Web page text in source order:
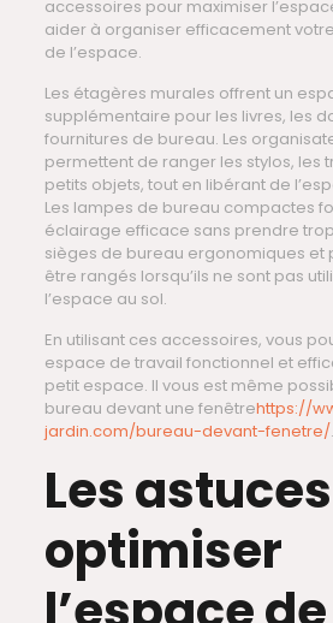
accessoires pour maximiser
aider à organiser efficacement
de l’espace.
Les étagères murales offrent un
supplémentaire pour les livres, les
fournitures de bureau. Les
permettent de ranger les stylos, les
petits objets, tout en libérant de
Les lampes de bureau compactes
éclairage efficace sans prendre
sièges de bureau ergonomiques et
être rangés lorsqu’ils ne sont pas
l’espace au sol.
En utilisant ces accessoires, vous
espace de travail fonctionnel et
petit espace. Il vous est même
bureau devant une fenêtrehttps://
jardin.com/bureau-devant-fenetre/.
Les
optimiser